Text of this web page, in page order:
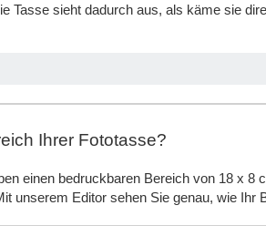
Tasse sieht dadurch aus, als käme sie
Ihrer Fototasse?
einen bedruckbaren Bereich von 18 x 8
unserem Editor sehen Sie genau, wie Ihr